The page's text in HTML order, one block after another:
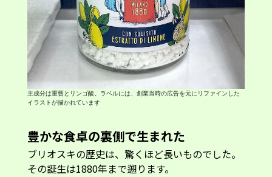
主成分は重曹とリンゴ酸。ラベルには、創業当時の広告を元にリファインした
イラストが描かれています
豊かな食卓の裏側で生まれた
ブリオスキの歴史は、驚くほど長いものでした。
その誕生は1880年まで遡ります。